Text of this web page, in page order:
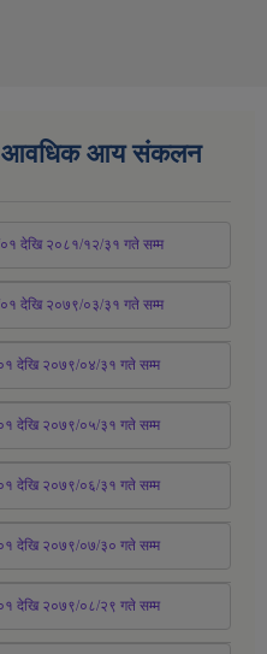
आवधिक आय संकलन
देखि २०८१/१२/३१ गते सम्म
देखि २०७९/०३/३१ गते सम्म
देखि २०७९/०४/३१ गते सम्म
देखि २०७९/०५/३१ गते सम्म
देखि २०७९/०६/३१ गते सम्म
देखि २०७९/०७/३० गते सम्म
देखि २०७९/०८/२९ गते सम्म